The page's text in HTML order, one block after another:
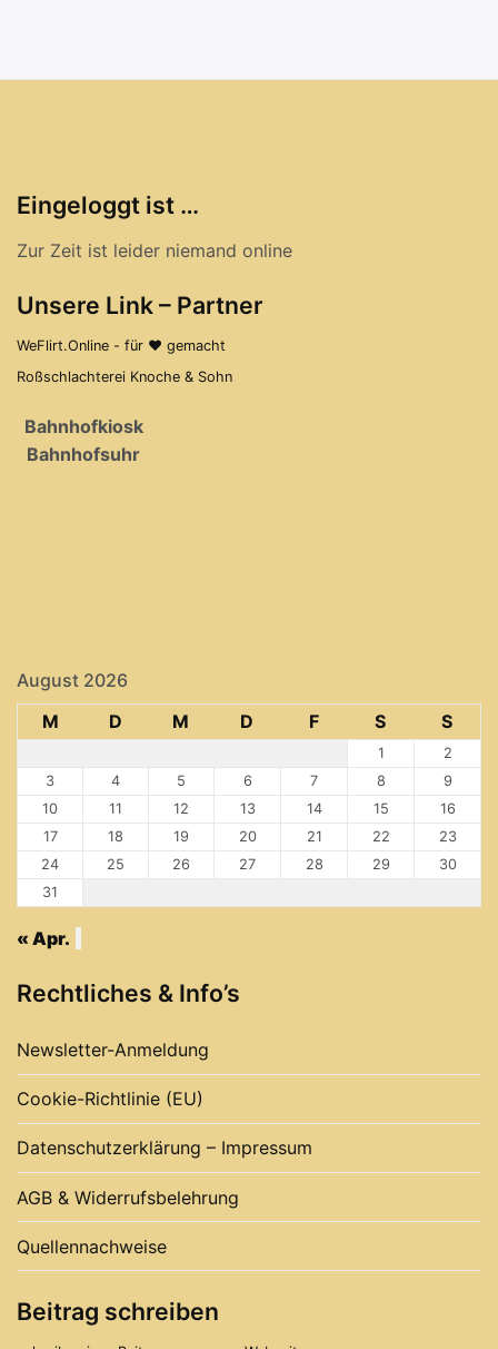
Eingeloggt ist …
Zur Zeit ist leider niemand online
Unsere Link – Partner
WeFlirt.Online - für ♥ gemacht
Roßschlachterei Knoche & Sohn
Bahnhofkiosk
Bahnhofsuhr
August 2026
M
D M D F S S
1
2
3
4 5 6 7 8
9
10
11 12 13 14 15
16
17
18 19 20 21 22
23
24
25 26 27 28 29
30
31
« Apr.
Rechtliches & Info’s
Newsletter-Anmeldung
Cookie-Richtlinie (EU)
Datenschutzerklärung – Impressum
AGB & Widerrufsbelehrung
Quellennachweise
Beitrag schreiben